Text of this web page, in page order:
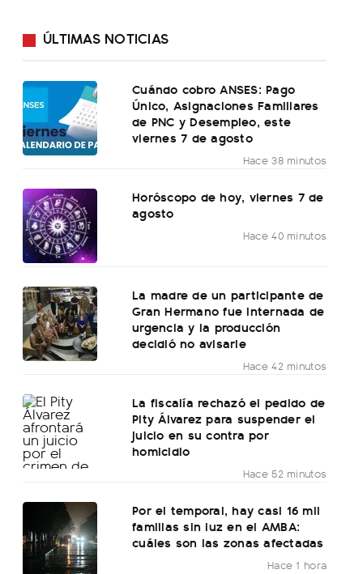
ÚLTIMAS NOTICIAS
Cuándo cobro ANSES: Pago
Único, Asignaciones Familiares
de PNC y Desempleo, este
viernes 7 de agosto
Hace 38 minutos
Horóscopo de hoy, viernes 7 de
agosto
Hace 40 minutos
La madre de un participante de
Gran Hermano fue internada de
urgencia y la producción
decidió no avisarle
Hace 42 minutos
La fiscalía rechazó el pedido de
Pity Álvarez para suspender el
juicio en su contra por
homicidio
Hace 52 minutos
Por el temporal, hay casi 16 mil
familias sin luz en el AMBA:
cuáles son las zonas afectadas
Hace 1 hora